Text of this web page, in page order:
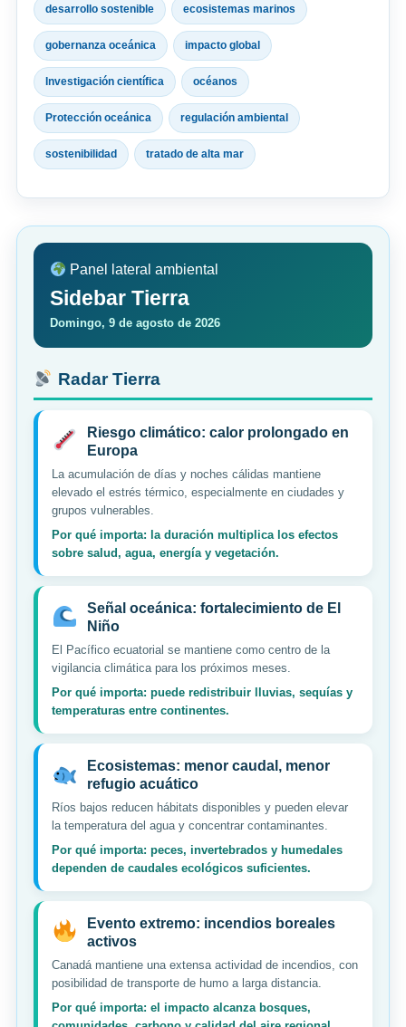
desarrollo sostenible ecosistemas marinos
gobernanza oceánica impacto global
Investigación científica océanos
Protección oceánica regulación ambiental
sostenibilidad tratado de alta mar
Panel lateral ambiental
Sidebar Tierra
Domingo, 9 de agosto de 2026
Radar Tierra
Riesgo climático: calor prolongado en
Europa
La acumulación de días y noches cálidas mantiene
elevado el estrés térmico, especialmente en ciudades y
grupos vulnerables.
Por qué importa: la duración multiplica los efectos
sobre salud, agua, energía y vegetación.
Señal oceánica: fortalecimiento de El
Niño
El Pacífico ecuatorial se mantiene como centro de la
vigilancia climática para los próximos meses.
Por qué importa: puede redistribuir lluvias, sequías y
temperaturas entre continentes.
Ecosistemas: menor caudal, menor
refugio acuático
Ríos bajos reducen hábitats disponibles y pueden elevar
la temperatura del agua y concentrar contaminantes.
Por qué importa: peces, invertebrados y humedales
dependen de caudales ecológicos suficientes.
Evento extremo: incendios boreales
activos
Canadá mantiene una extensa actividad de incendios, con
posibilidad de transporte de humo a larga distancia.
Por qué importa: el impacto alcanza bosques,